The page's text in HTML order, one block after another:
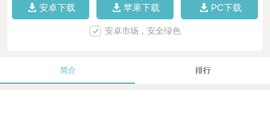
安卓下载 苹果下载 PC下载
安卓市场，安全绿色
简介 排行